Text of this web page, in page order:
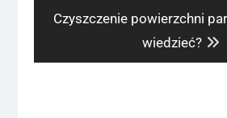
Next
Czyszczenie powierzchni
wiedzieć?